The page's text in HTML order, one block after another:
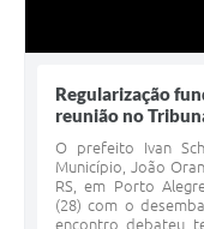
Regularização
reunião no
O prefeito Ivan
Município, João
RS, em Porto
(28) com o
encontro debateu